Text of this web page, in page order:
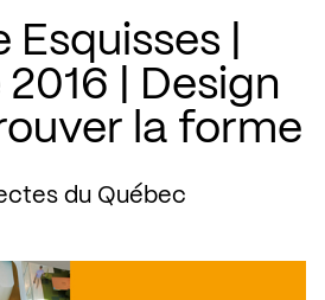
|
| Design
la forme
du Québec